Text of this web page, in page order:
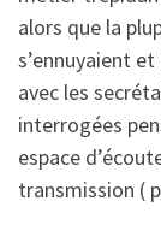
alors que la
s’ennuyaient
avec les
interrogées
espace
transmission (